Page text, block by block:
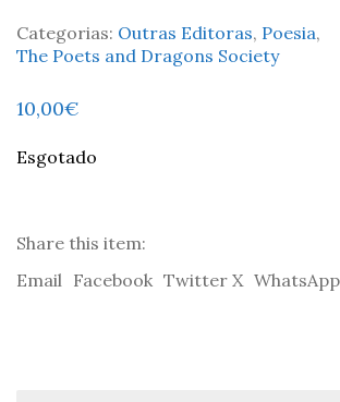
Categorias: Outras Editoras, Poesia,
The Poets and Dragons Society
10,00€
Esgotado
Share this item:
Email Facebook Twitter X WhatsApp